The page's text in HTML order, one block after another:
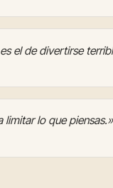
el de divertirse
limitar lo que piensas.»